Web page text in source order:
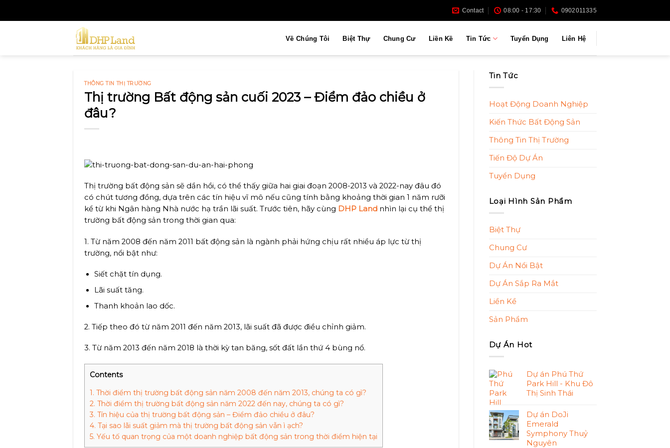
Contact 08:00 - 17:30 0902011335
Về Chúng Tôi Biệt Thự Chung Cư Liền Kề Tin Tức Tuyển Dụng Liên Hệ
THÔNG TIN THỊ TRƯỜNG
Thị trường Bất động sản cuối 2023 – Điểm đảo chiều ở
đâu?
Thị trường bất động sản sẽ dần hồi, có thể thấy giữa hai giai đoạn 2008-2013 và 2022-nay đâu đó
có chút tương đồng, dựa trên các tín hiệu vĩ mô nếu cũng tính bằng khoảng thời gian 1 năm rưỡi
kể từ khi Ngân hàng Nhà nước hạ trần lãi suất. Trước tiên, hãy cùng DHP Land nhìn lại cụ thể thị
trường bất động sản trong thời gian qua:
1. Từ năm 2008 đến năm 2011 bất động sản là ngành phải hứng chịu rất nhiều áp lực từ thị
trường, nổi bật như:
Siết chặt tín dụng.
Lãi suất tăng.
Thanh khoản lao dốc.
2. Tiếp theo đó từ năm 2011 đến năm 2013, lãi suất đã được điều chỉnh giảm.
3. Từ năm 2013 đến năm 2018 là thời kỳ tan băng, sốt đất lần thứ 4 bùng nổ.
Contents
1. Thời điểm thị trường bất động sản năm 2008 đến năm 2013, chúng ta có gì?
2. Thời điểm thị trường bất động sản năm 2022 đến nay, chúng ta có gì?
3. Tín hiệu của thị trường bất động sản – Điểm đảo chiều ở đâu?
4. Tại sao lãi suất giảm mà thị trường bất động sản vẫn ì ạch?
5. Yếu tố quan trọng của một doanh nghiệp bất động sản trong thời điểm hiện tại
Tin Tức
Hoạt Động Doanh Nghiệp
Kiến Thức Bất Động Sản
Thông Tin Thị Trường
Tiến Độ Dự Án
Tuyển Dụng
Loại Hình Sản Phẩm
Biệt Thự
Chung Cư
Dự Án Nổi Bật
Dự Án Sắp Ra Mắt
Liền Kề
Sản Phẩm
Dự Án Hot
Dự án Phú Thứ
Park Hill - Khu Đô
Thị Sinh Thái
Dự án DoJi
Emerald
Symphony Thuỷ
Nguyên